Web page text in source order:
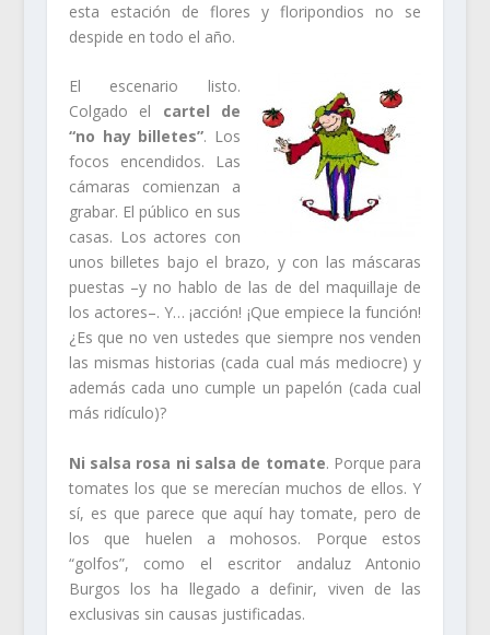
esta estación de flores y floripondios no se
despide en todo el año.
El escenario listo.
Colgado el cartel de
“no hay billetes”. Los
focos encendidos. Las
cámaras comienzan a
grabar. El público en sus
casas. Los actores con
unos billetes bajo el brazo, y con las máscaras
puestas –y no hablo de las de del maquillaje de
los actores–. Y… ¡acción! ¡Que empiece la función!
¿Es que no ven ustedes que siempre nos venden
las mismas historias (cada cual más mediocre) y
además cada uno cumple un papelón (cada cual
más ridículo)?
Ni salsa rosa ni salsa de tomate. Porque para
tomates los que se merecían muchos de ellos. Y
sí, es que parece que aquí hay tomate, pero de
los que huelen a mohosos. Porque estos
“golfos”, como el escritor andaluz Antonio
Burgos los ha llegado a definir, viven de las
exclusivas sin causas justificadas.